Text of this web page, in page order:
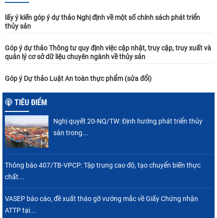
lấy ý kiến góp ý dự thảo Nghị định về một số chính sách phát triển
thủy sản
Góp ý dự thảo Thông tư quy định việc cập nhật, truy cập, truy xuất và
quản lý cơ sở dữ liệu chuyên ngành về thủy sản
Góp ý Dự thảo Luật An toàn thực phẩm (sửa đổi)
TIÊU ĐIỂM
Nghị quyết 20-NQ/TW: Định hướng phát triển thủy
sản trong...
Thông báo 407/TB-VPCP: Tập trung cao độ, tạo chuyển biến thực
chất...
VASEP báo cáo, đề xuất tháo gỡ vướng mắc về Giấy Chứng nhận
ATTP tại...